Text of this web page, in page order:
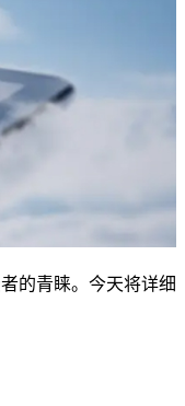
的青睐。今天将详细